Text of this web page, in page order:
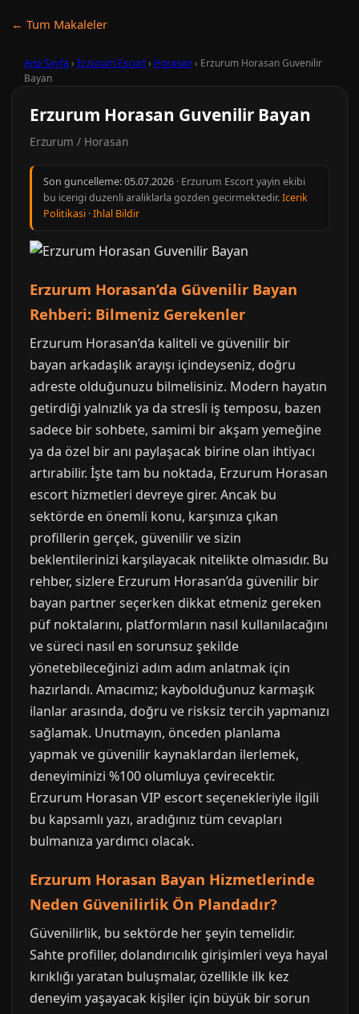
← Tum Makaleler
Ana Sayfa › Erzurum Escort› Horasan› Erzurum Horasan Guvenilir
Bayan
Erzurum Horasan Guvenilir Bayan
Erzurum / Horasan
Son guncelleme:05.07.2026 · Erzurum Escort yayin ekibi
bu icerigi duzenli araliklarla gozden gecirmektedir.Icerik
Politikasi ·Ihlal Bildir
Erzurum Horasan’da Güvenilir Bayan
Rehberi: Bilmeniz Gerekenler
Erzurum Horasan’da kaliteli ve güvenilir bir
bayan arkadaşlık arayışı içindeyseniz, doğru
adreste olduğunuzu bilmelisiniz. Modern hayatın
getirdiği yalnızlık ya da stresli iş temposu, bazen
sadece bir sohbete, samimi bir akşam yemeğine
ya da özel bir anı paylaşacak birine olan ihtiyacı
artırabilir. İşte tam bu noktada, Erzurum Horasan
escort hizmetleri devreye girer. Ancak bu
sektörde en önemli konu, karşınıza çıkan
profillerin gerçek, güvenilir ve sizin
beklentilerinizi karşılayacak nitelikte olmasıdır. Bu
rehber, sizlere Erzurum Horasan’da güvenilir bir
bayan partner seçerken dikkat etmeniz gereken
püf noktalarını, platformların nasıl kullanılacağını
ve süreci nasıl en sorunsuz şekilde
yönetebileceğinizi adım adım anlatmak için
hazırlandı. Amacımız; kaybolduğunuz karmaşık
ilanlar arasında, doğru ve risksiz tercih yapmanızı
sağlamak. Unutmayın, önceden planlama
yapmak ve güvenilir kaynaklardan ilerlemek,
deneyiminizi %100 olumluya çevirecektir.
Erzurum Horasan VIP escort seçenekleriyle ilgili
bu kapsamlı yazı, aradığınız tüm cevapları
bulmanıza yardımcı olacak.
Erzurum Horasan Bayan Hizmetlerinde
Neden Güvenilirlik Ön Plandadır?
Güvenilirlik, bu sektörde her şeyin temelidir.
Sahte profiller, dolandırıcılık girişimleri veya hayal
kırıklığı yaratan buluşmalar, özellikle ilk kez
deneyim yaşayacak kişiler için büyük bir sorun